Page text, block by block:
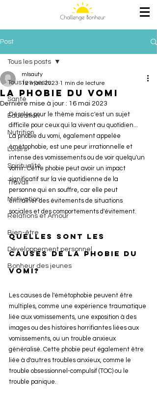
Post
Tous les posts
Santé
Education
Nutrition
Loisirs
Spiritualité
Travail
Motivation
Relations et Amour
Bien-être
Développement personnel
Bonheur des jeunes
Tous les posts
La phobie du vomi
mlsauty
12 mars 2023 1 min de lecture
Dernière mise à jour : 16 mai 2023
Désolés pour le thème mais c'est un sujet
difficile pour ceux qui la vivent au quotidien...
La phobie du vomi, également appelée
émétophobie, est une peur irrationnelle et
intense des vomissements ou de voir quelqu'un
vomir. Cette phobie peut avoir un impact
significatif sur la vie quotidienne de la
personne qui en souffre, car elle peut
entraîner des évitements de situations
sociales et des comportements d'évitement.
Quelles sont les
causes de la phobie du
vomi?
Les causes de l'émétophobie peuvent être
multiples, comme une expérience traumatique
liée aux vomissements, une exposition à des
images ou des histoires horrifiantes liées aux
vomissements, ou un trouble anxieux
généralisé. Cette phobie peut également être
liée à d'autres troubles anxieux, comme le
trouble obsessionnel-compulsif (TOC) ou le
trouble panique.